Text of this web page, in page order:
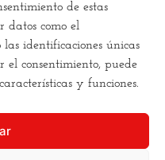
de estas
datos como el
identificaciones únicas
el consentimiento, puede
y funciones.
(UE)
distribuidor
. Hacemos la estética